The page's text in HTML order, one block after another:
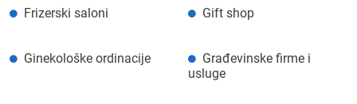
Frizerski saloni Gift shop
Ginekološke ordinacije
Građevinske firme i
usluge